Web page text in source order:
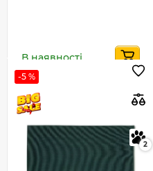
В наявності
-5 %
2